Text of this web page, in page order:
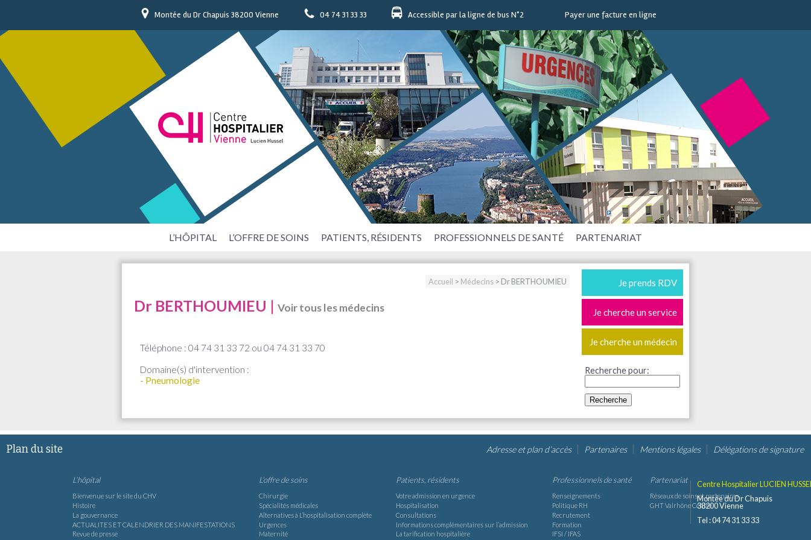
Montée du Dr Chapuis 38200 Vienne 04 74 31 33 33 Accessible par la ligne de bus N°2 Payer une facture en ligne
L’HÔPITAL L’OFFRE DE SOINS PATIENTS, RÉSIDENTS PROFESSIONNELS DE SANTÉ PARTENARIAT
Je prends RDV
Je cherche un service
Je cherche un médecin
Recherche pour:
Accueil > Médecins > Dr BERTHOUMIEU
Dr BERTHOUMIEU | Voir tous les médecins
Téléphone : 04 74 31 33 72 ou 04 74 31 33 70
Domaine(s) d'intervention :
- Pneumologie
Plan du site
L’hôpital
Bienvenue sur le site du CHV
Histoire
La gouvernance
ACTUALITES ET CALENDRIER DES MANIFESTATIONS
Revue de presse
L’offre de soins
Chirurgie
Spécialités médicales
Alternatives à L’hospitalisation complète
Urgences
Maternité
Patients, résidents
Votre admission en urgence
Hospitalisation
Consultations
Informations complémentaires sur l’admission
La tarification hospitalière
Professionnels de santé
Renseignements
Politique RH
Recrutement
Formation
IFSI / IFAS
Partenariat
Réseaux de soins et partenaires
GHT Valrhône Centre
Adresse et plan d’accès Partenaires Mentions légales Délégations de signature
Centre Hospitalier LUCIEN
Montée du Dr Chapuis
38200 Vienne
Tel : 04 74 31 33 33